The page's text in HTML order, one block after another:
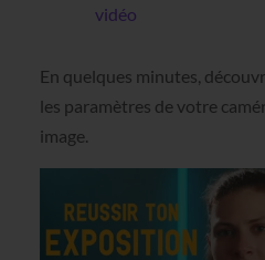
vidéo
En quelques minutes,
les paramètres de votre
image.